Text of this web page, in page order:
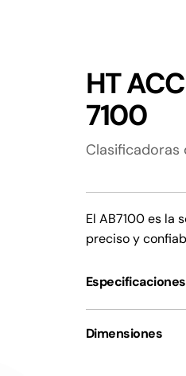
HT
7100
Clasificadoras
El AB7100 es la
preciso y
Especificaciones
Dimensiones